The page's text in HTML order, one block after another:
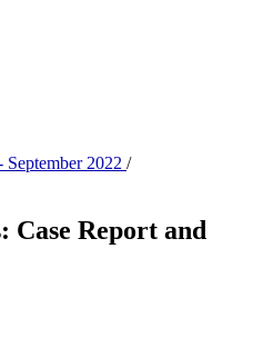
2022 /
Case Report and